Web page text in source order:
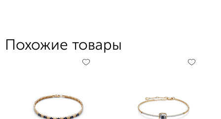
Похожие товары